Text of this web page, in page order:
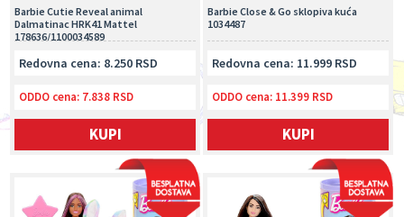
Barbie Close & Go sklopiva kuća
1034487
Redovna cena: 11.999 RSD
ODDO cena: 11.399 RSD
KUPI
Barbie Cutie Reveal animal
Dalmatinac HRK41 Mattel
178636/1100034589
Redovna cena: 8.250 RSD
ODDO cena: 7.838 RSD
KUPI